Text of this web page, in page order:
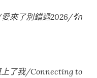
來了別錯過2026/รัก
上了我/Connecting to